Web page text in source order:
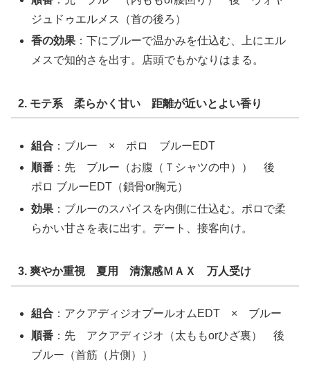
ジュドゥエルメス（首の後ろ）
香の効果 ：下にブルーで温かみを仕込む、上にエル
メスで知的さを出す。店頭でもかなりはまる。
2. モテ系 柔らかく甘い 距離が近いとよい香り
組合 ：ブルー × ポロ ブルーEDT
順番 ：先 ブルー（お腹（Ｔシャツの中）） 後
ポロ ブルーEDT（鎖骨or胸元）
効果 ：ブルーのスパイスを内側に仕込む。ポロで柔
らかい甘さを表に出す。デート、接客向け。
3. 爽やか重視 夏用 清潔感ＭＡＸ 万人受け
組合 ：アクアディジオプールオムEDT × ブルー
順番 ：先 アクアディジオ（太ももorひざ裏） 後
ブルー（首筋（片側））